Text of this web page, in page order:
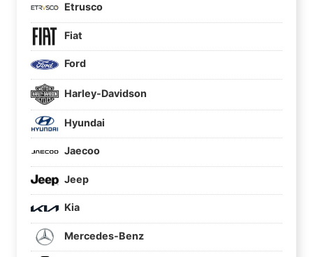
Etrusco
Fiat
Ford
Harley-Davidson
Hyundai
Jaecoo
Jeep
Kia
Mercedes-Benz